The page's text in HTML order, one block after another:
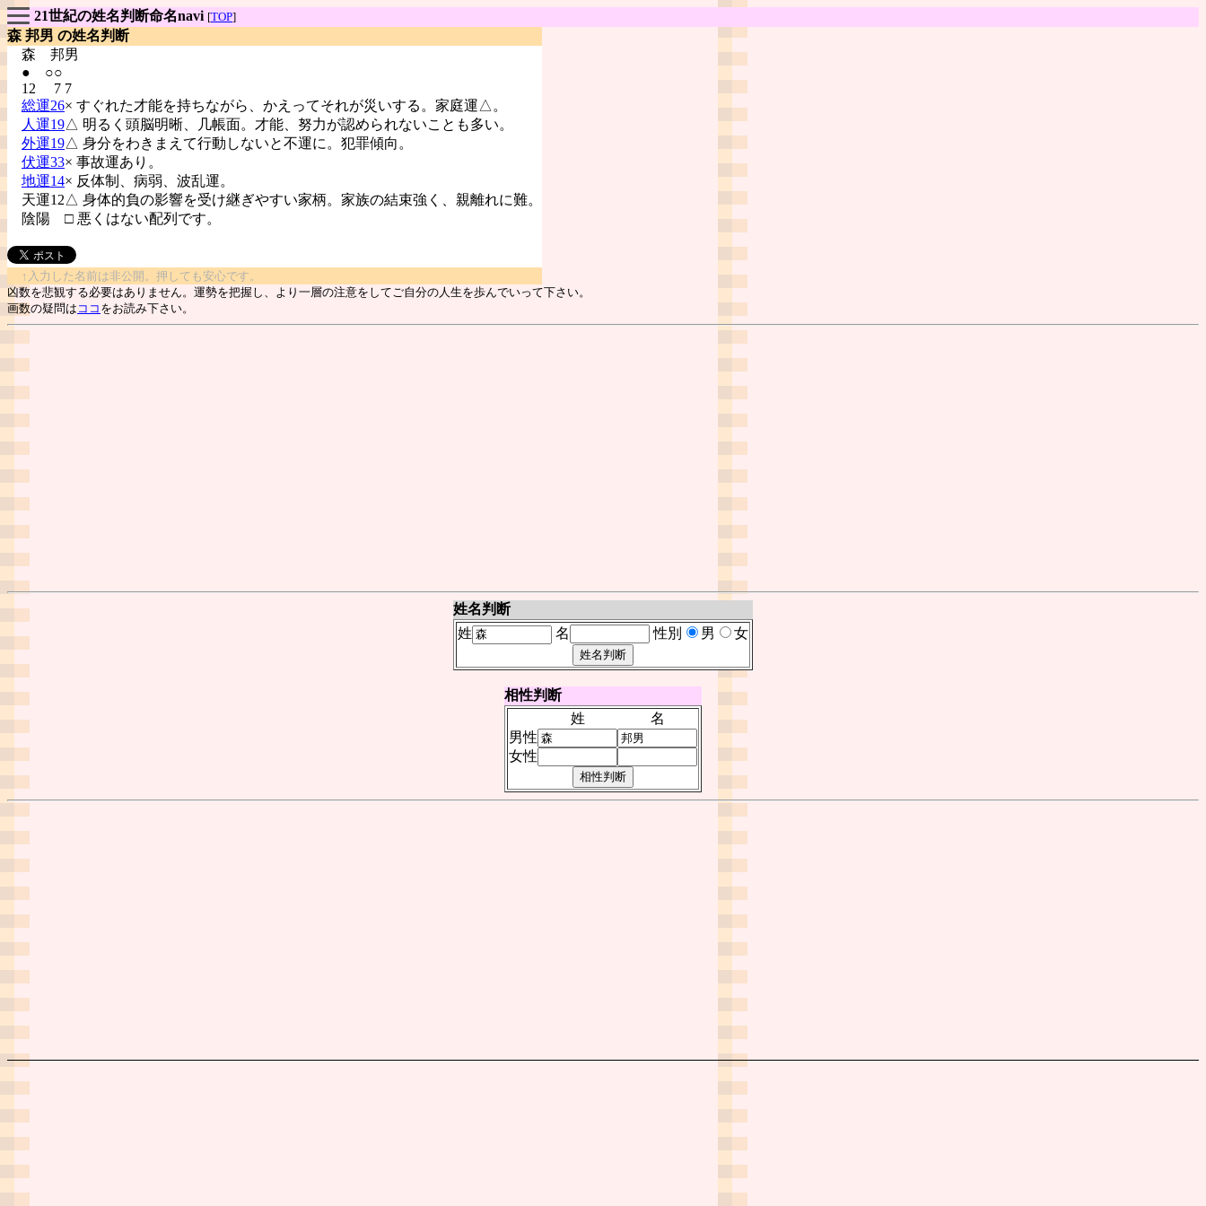
21世紀の姓名判断命名navi [TOP]
森 邦男 の姓名判断
森 邦男
● ○○
12 7 7
総運26× すぐれた才能を持ちながら、かえってそれが災いする。家庭運△。
人運19△ 明るく頭脳明晰、几帳面。才能、努力が認められないことも多い。
外運19△ 身分をわきまえて行動しないと不運に。犯罪傾向。
伏運33× 事故運あり。
地運14× 反体制、病弱、波乱運。
天運12△ 身体的負の影響を受け継ぎやすい家柄。家族の結束強く、親離れに難。
陰陽 □ 悪くはない配列です。
↑入力した名前は非公開。押しても安心です。
凶数を悲観する必要はありません。運勢を把握し、より一層の注意をしてご自分の人生を歩んでいって下さい。
画数の疑問は ココ をお読み下さい。
姓名判断
姓
名 性別 男 女
相性判断
姓
名
男性
女性